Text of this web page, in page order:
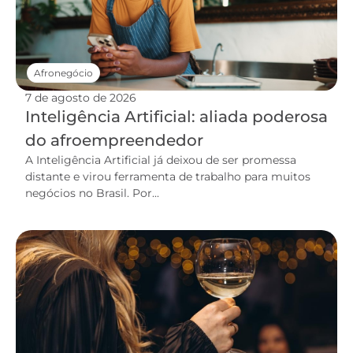
7 de agosto de 2026
Inteligência Artificial: aliada poderosa
do afroempreendedor
A Inteligência Artificial já deixou de ser promessa
distante e virou ferramenta de trabalho para muitos
negócios no Brasil. Por...
Afronegócio